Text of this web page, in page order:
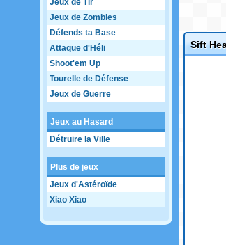
Jeux de Tir
Jeux de Zombies
Défends ta Base
Attaque d'Héli
Shoot'em Up
Tourelle de Défense
Jeux de Guerre
Jeux au Hasard
Détruire la Ville
Plus de jeux
Jeux d'Astéroïde
Xiao Xiao
Sift